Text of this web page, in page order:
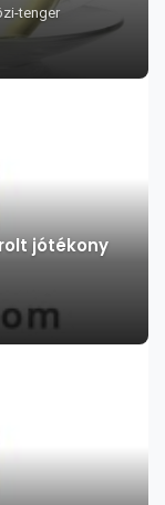
tenger
jótékony